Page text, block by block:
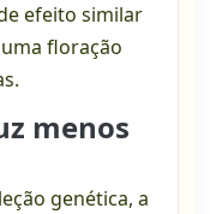
efeito similar
floração
menos
genética, a